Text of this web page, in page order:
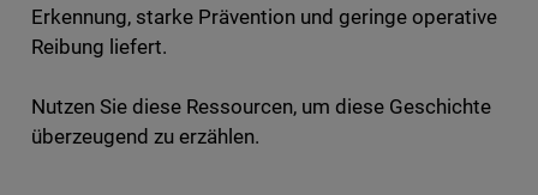
Erkennung, starke Prävention und geringe operative
Reibung liefert.
Nutzen Sie diese Ressourcen, um diese Geschichte
überzeugend zu erzählen.